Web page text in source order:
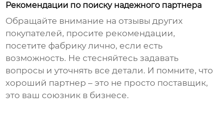
Рекомендации по поиску надежного партнера
Обращайте внимание на отзывы других
покупателей, просите рекомендации,
посетите фабрику лично, если есть
возможность. Не стесняйтесь задавать
вопросы и уточнять все детали. И помните, что
хороший партнер – это не просто поставщик,
это ваш союзник в бизнесе.